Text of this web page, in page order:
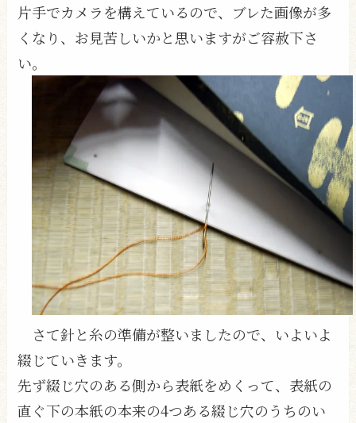
片手でカメラを構えているので、ブレた画像が多
くなり、お見苦しいかと思いますがご容赦下さ
い。
さて針と糸の準備が整いましたので、いよいよ
綴じていきます。
先ず綴じ穴のある側から表紙をめくって、表紙の
直ぐ下の本紙の本来の4つある綴じ穴のうちのい